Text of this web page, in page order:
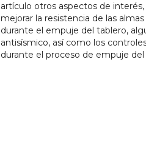
artículo otros aspectos de
mejorar la resistencia de las
durante el empuje del tablero,
antisísmico, así como los
durante el proceso de empuje